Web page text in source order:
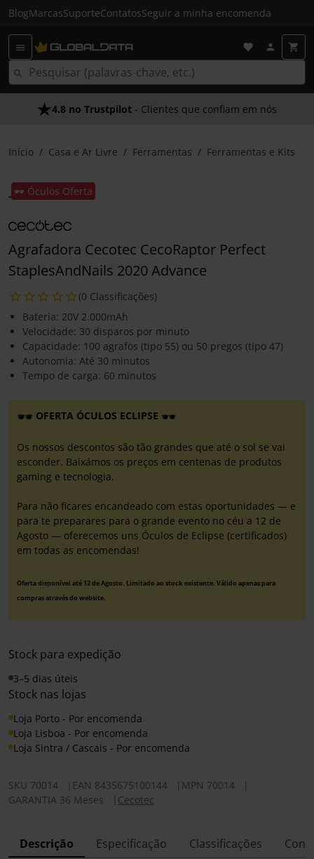
BlogMarcasSuporteContatosSeguir a minha encomenda
4.8 no Trustpilot - Clientes que confiam em nós
Início Casa e Ar Livre Ferramentas Ferramentas e Kits
🕶️ Óculos Oferta
Agrafadora Cecotec CecoRaptor Perfect
StaplesAndNails 2020 Advance
(0 Classificações)
Bateria: 20V 2.000mAh
Velocidade: 30 disparos por minuto
Capacidade: 100 agrafos (tipo 55) ou 50 pregos (tipo 47)
Autonomia: Até 30 minutos
Tempo de carga: 60 minutos
OFERTA ÓCULOS ECLIPSE
Os nossos descontos são tão grandes que até o sol se vai
esconder. Baixámos os preços em centenas de produtos
gaming e tecnologia.
Para não ficares encandeado com estas oportunidades — e
para te preparares para o grande evento no céu a 12 de
Agosto — oferecemos uns Óculos de Eclipse (certificados)
em todas as encomendas!
Oferta disponível até 12 de Agosto. Limitado ao stock existente. Válido apenas para
compras através do website.
Stock para expedição
3–5 dias úteis
Stock nas lojas
Loja Porto - Por encomenda
Loja Lisboa - Por encomenda
Loja Sintra / Cascais - Por encomenda
SKU 70014 EAN 8435675100144 MPN 70014
GARANTIA 36 Meses
Cecotec
Descrição Especificação Classificações